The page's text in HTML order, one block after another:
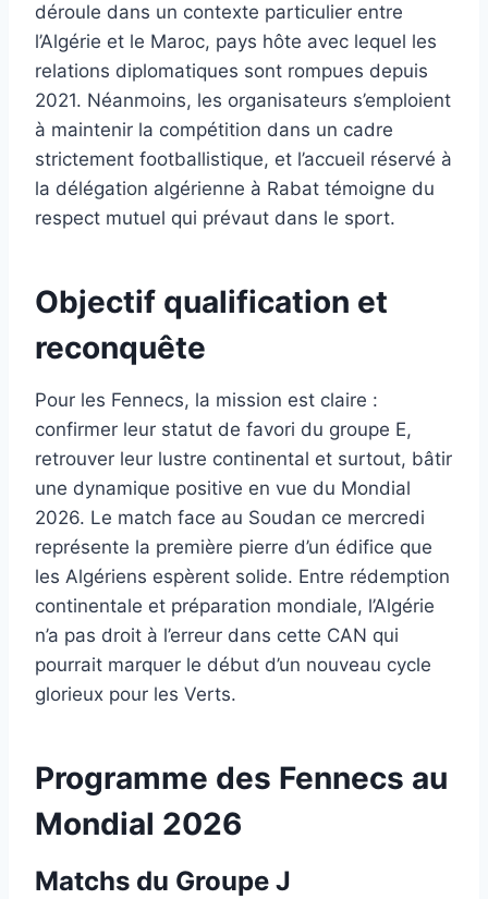
déroule dans un contexte particulier entre
l’Algérie et le Maroc, pays hôte avec lequel les
relations diplomatiques sont rompues depuis
2021. Néanmoins, les organisateurs s’emploient
à maintenir la compétition dans un cadre
strictement footballistique, et l’accueil réservé à
la délégation algérienne à Rabat témoigne du
respect mutuel qui prévaut dans le sport.
Objectif qualification et
reconquête
Pour les Fennecs, la mission est claire :
confirmer leur statut de favori du groupe E,
retrouver leur lustre continental et surtout, bâtir
une dynamique positive en vue du Mondial
2026. Le match face au Soudan ce mercredi
représente la première pierre d’un édifice que
les Algériens espèrent solide. Entre rédemption
continentale et préparation mondiale, l’Algérie
n’a pas droit à l’erreur dans cette CAN qui
pourrait marquer le début d’un nouveau cycle
glorieux pour les Verts.
Programme des Fennecs au
Mondial 2026
Matchs du Groupe J